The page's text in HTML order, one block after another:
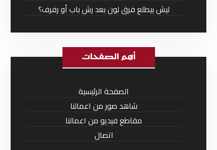
ليش بيطلع فرق لون بعد رش باب أو رفرف؟
أهم الصفحات
الصفحة الرئيسية
شاهد صور من اعمالنا
مقاطع فيديو من اعمالنا
اتصال